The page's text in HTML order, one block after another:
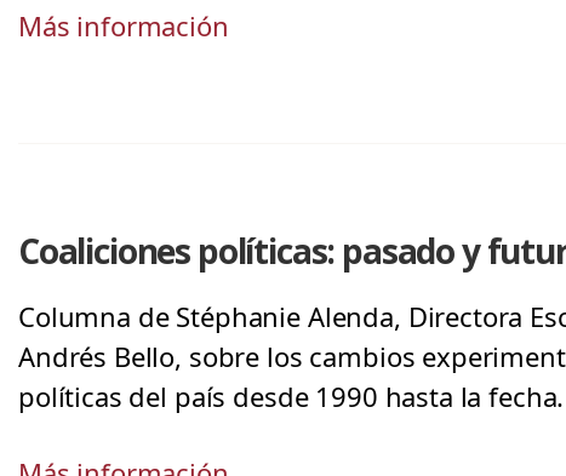
Más información
Coaliciones políticas: pasado y
Columna de Stéphanie Alenda, Directora
Andrés Bello, sobre los cambios
políticas del país desde 1990 hasta la